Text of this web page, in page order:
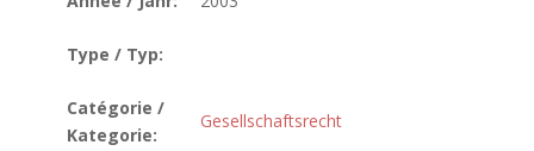
Type / Typ:
Catégorie /
Kategorie:
Gesellschaftsrecht